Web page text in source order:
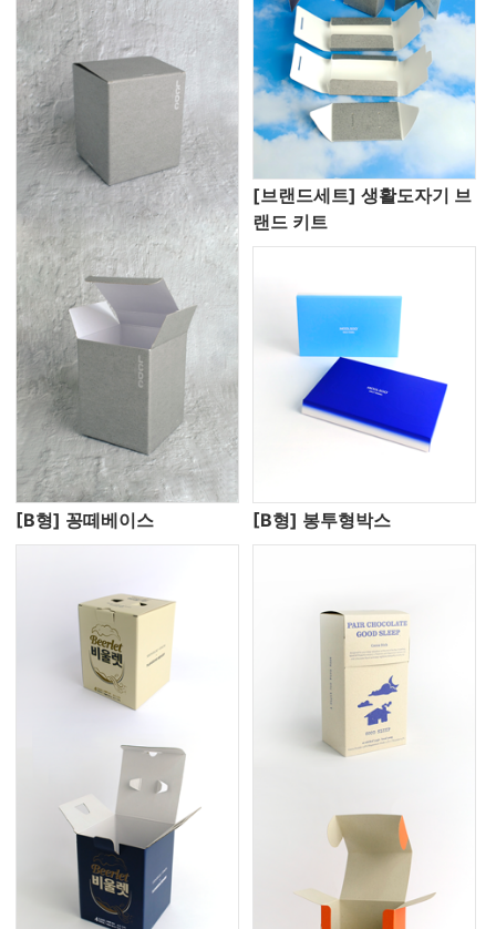
[B형] 꽁떼베이스
[브랜드세트] 생활도자기 브
랜드 키트
[B형] 봉투형박스